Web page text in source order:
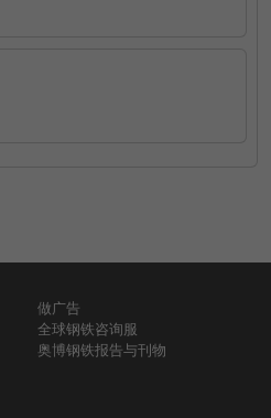
做广告
全球钢铁咨询服
奥博钢铁报告与刊物